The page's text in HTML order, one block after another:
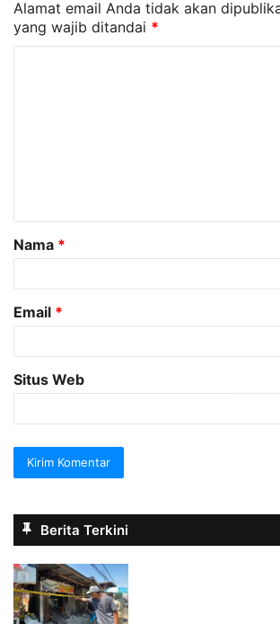
Alamat email Anda tidak akan
yang wajib ditandai *
a
r
Nama *
Email *
Situs Web
Berita Terkini